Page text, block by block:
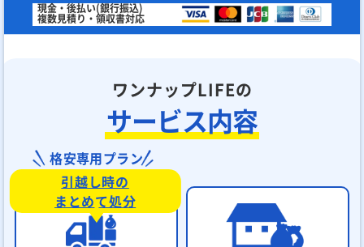
現金・後払い(銀行振込)
複数見積り・領収書対応
ワンナップLIFEの
サービス内容
格安専用プラン
引越し時の
まとめて処分